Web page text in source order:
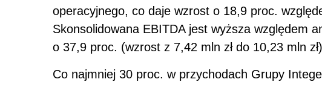
operacyjnego, co daje wzrost o 18,9 proc.
Skonsolidowana EBITDA jest wyższa względem
o 37,9 proc. (wzrost z 7,42 mln zł do 10,23 mln
Co najmniej 30 proc. w przychodach Grupy